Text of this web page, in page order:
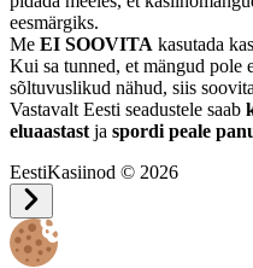
eesmärgiks.
Me EI SOOVITA kasutada
Kui sa tunned, et mängud pole
sõltuvuslikud nähud, siis
Vastavalt Eesti seadustele saab
eluaastast ja spordi peale
EestiKasiinod © 2026